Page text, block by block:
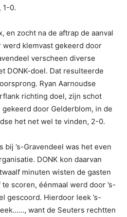
1-0.
en zocht na de aftrap de aanval
werd klemvast gekeerd door
verscheen diverse
DONK-doel. Dat resulteerde
Ryan Aarnoudse
richting doel, zijn schot
door Gelderblom, in de
het net wel te vinden, 2-0.
bij ’s-Gravendeel was het even
DONK kon daarvan
minuten wisten de gasten
scoren, éénmaal werd door ’s-
gescoord. Hierdoor leek ’s-
want de Seuters rechtten